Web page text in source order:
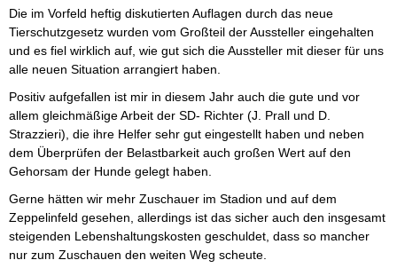
Die im Vorfeld heftig diskutierten Auflagen durch das neue
Tierschutzgesetz wurden vom Großteil der Aussteller eingehalten
und es fiel wirklich auf, wie gut sich die Aussteller mit dieser für uns
alle neuen Situation arrangiert haben.
Positiv aufgefallen ist mir in diesem Jahr auch die gute und vor
allem gleichmäßige Arbeit der SD- Richter (J. Prall und D.
Strazzieri), die ihre Helfer sehr gut eingestellt haben und neben
dem Überprüfen der Belastbarkeit auch großen Wert auf den
Gehorsam der Hunde gelegt haben.
Gerne hätten wir mehr Zuschauer im Stadion und auf dem
Zeppelinfeld gesehen, allerdings ist das sicher auch den insgesamt
steigenden Lebenshaltungskosten geschuldet, dass so mancher
nur zum Zuschauen den weiten Weg scheute.